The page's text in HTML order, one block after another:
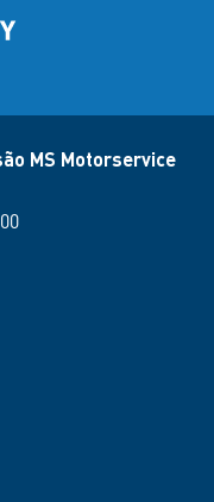
MS Motorservice